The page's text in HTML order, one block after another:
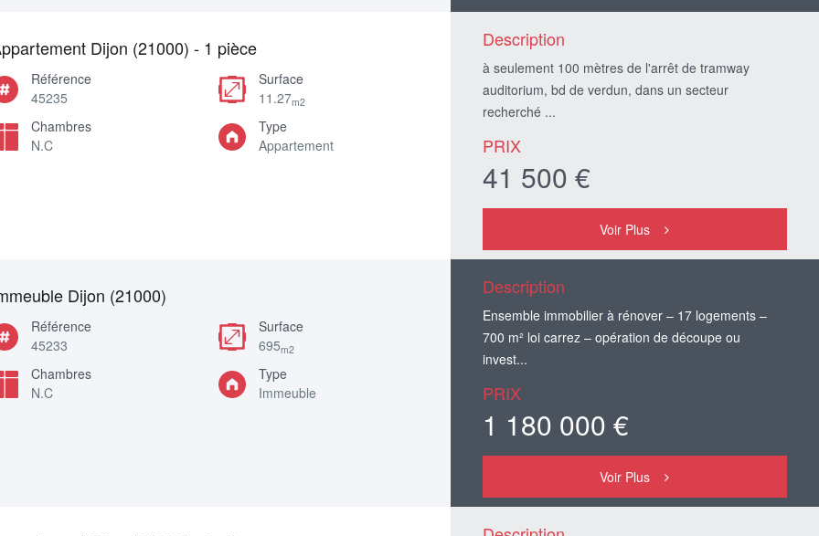
Dijon (21000) - 1 pièce
Référence
45235
Surface
11.27m2
Chambres
N.C
Type
Appartement
Description
à seulement 100 mètres de l'arrêt de tramway
auditorium, bd de verdun, dans un secteur
recherché ...
PRIX
41 500 €
Voir Plus
Dijon (21000)
Référence
45233
Surface
695m2
Chambres
N.C
Type
Immeuble
Description
Ensemble immobilier à rénover – 17 logements –
700 m² loi carrez – opération de découpe ou
invest...
PRIX
1 180 000 €
Voir Plus